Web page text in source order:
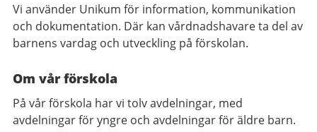
Vi använder Unikum för information, kommunikation
och dokumentation. Där kan vårdnadshavare ta del av
barnens vardag och utveckling på förskolan.
Om vår förskola
På vår förskola har vi tolv avdelningar, med
avdelningar för yngre och avdelningar för äldre barn.